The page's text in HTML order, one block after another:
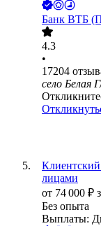
Банк ВТБ
4.3
•
17204
село Белая
лицами
от 74 000 ₽
Без опыта
Выплаты: